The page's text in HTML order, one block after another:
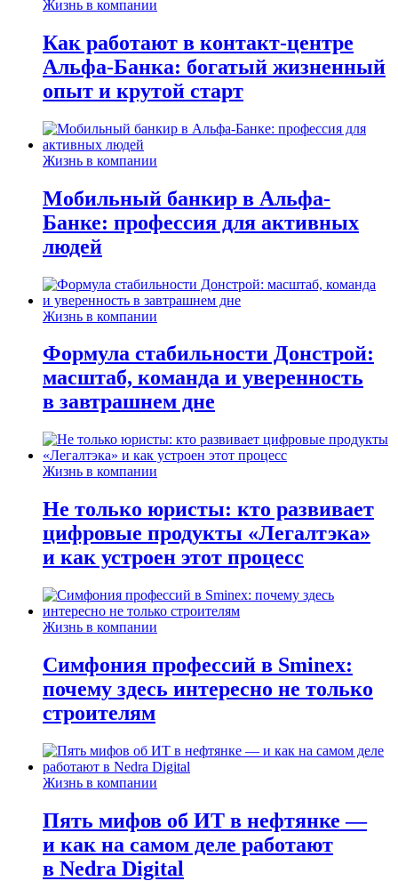
Жизнь в компании
Как работают в контакт-центре
Альфа-Банка: богатый жизненный
опыт и крутой старт
Жизнь в компании
Мобильный банкир в Альфа-
Банке: профессия для активных
людей
Жизнь в компании
Формула стабильности Донстрой:
масштаб, команда и уверенность
в завтрашнем дне
Жизнь в компании
Не только юристы: кто развивает
цифровые продукты «Легалтэка»
и как устроен этот процесс
Жизнь в компании
Симфония профессий в Sminex:
почему здесь интересно не только
строителям
Жизнь в компании
Пять мифов об ИТ в нефтянке —
и как на самом деле работают
в Nedra Digital